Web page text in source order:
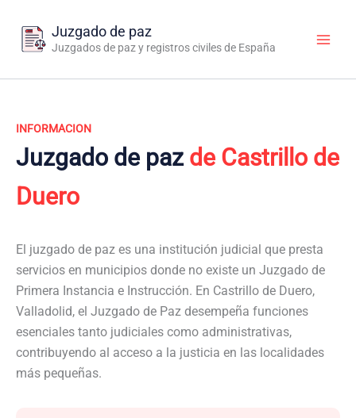
contenido
Juzgado de paz
Juzgados de paz y registros civiles de España
INFORMACION
Juzgado de paz de Castrillo de
Duero
El juzgado de paz es una institución judicial que presta
servicios en municipios donde no existe un Juzgado de
Primera Instancia e Instrucción. En Castrillo de Duero,
Valladolid, el Juzgado de Paz desempeña funciones
esenciales tanto judiciales como administrativas,
contribuyendo al acceso a la justicia en las localidades
más pequeñas.